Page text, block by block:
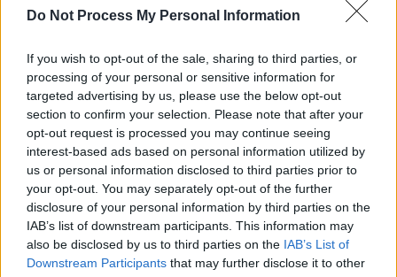
Do Not Process My Personal Information
If you wish to opt-out of the sale, sharing to third parties, or
processing of your personal or sensitive information for
targeted advertising by us, please use the below opt-out
section to confirm your selection. Please note that after your
opt-out request is processed you may continue seeing
interest-based ads based on personal information utilized by
us or personal information disclosed to third parties prior to
your opt-out. You may separately opt-out of the further
disclosure of your personal information by third parties on the
IAB’s list of downstream participants. This information may
also be disclosed by us to third parties on the IAB’s List of
Downstream Participants that may further disclose it to other
Sécurité Automobile
Vitesse folle à Marseille : Une Mercedes
flashée à 221 km/h